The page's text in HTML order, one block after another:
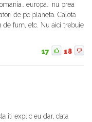
europa.. nu prea
de pe planeta. Calota
de fum, etc. Nu aici trebuie
17 18
iti explic eu dar, data